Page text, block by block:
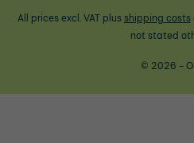
All prices excl. VAT plus shipping costs
not stated
© 2026 -